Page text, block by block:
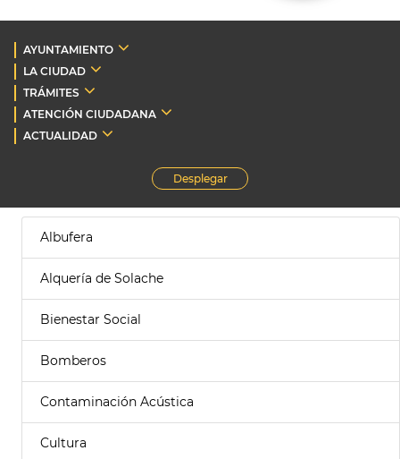
AYUNTAMIENTO
LA CIUDAD
TRÁMITES
ATENCIÓN CIUDADANA
ACTUALIDAD
Desplegar
Albufera
Alquería de Solache
Bienestar Social
Bomberos
Contaminación Acústica
Cultura